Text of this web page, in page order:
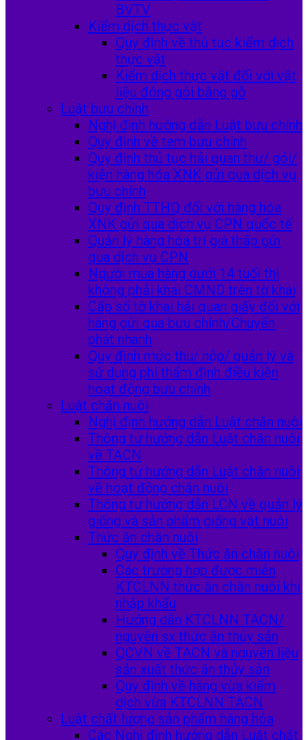
BVTV
Kiểm dịch thực vật
Quy định về thủ tục kiểm dịch
thực vật
Kiểm dịch thực vật đối với vật
liệu đóng gói bằng gỗ
Luật bưu chính
Nghị định hướng dẫn Luật bưu chính
Quy định về tem bưu chính
Quy định thủ tục hải quan thư/ gói/
kiện hàng hóa XNK gửi qua dịch vụ
bưu chính
Quy định TTHQ đối với hàng hóa
XNK gửi qua dịch vụ CPN quốc tế
Quản lý hàng hóa trị giá thấp gửi
qua dịch vụ CPN
Người mua hàng dưới 14 tuổi thì
không phải khai CMND trên tờ khai
Cấp số tờ khai hải quan giấy đối với
hàng gửi qua bưu chính/Chuyển
phát nhanh
Quy định mức thu/ nộp/ quản lý và
sử dụng phí thẩm định điều kiện
hoạt động bưu chính
Luật chăn nuôi
Nghị định hướng dẫn Luật chăn nuôi
Thông tư hướng dẫn Luật chăn nuôi
về TACN
Thông tư hướng dẫn Luật chăn nuôi
về hoạt động chăn nuôi
Thông tư hướng dẫn LCN về quản lý
giống và sản phẩm giống vật nuôi
Thức ăn chăn nuôi
Quy định về Thức ăn chăn nuôi
Các trường hợp được miễn
KTCLNN thức ăn chăn nuôi khi
nhập khẩu
Hướng dẫn KTCLNN TACN/
nguyên sx thức ăn thủy sản
QCVN về TACN và nguyên liệu
sản xuất thức ăn thủy sản
Quy định về hàng vừa kiểm
dịch vừa KTCLNN TACN
Luật chất lượng sản phẩm hàng hóa
Các Nghị định hướng dẫn Luật chất